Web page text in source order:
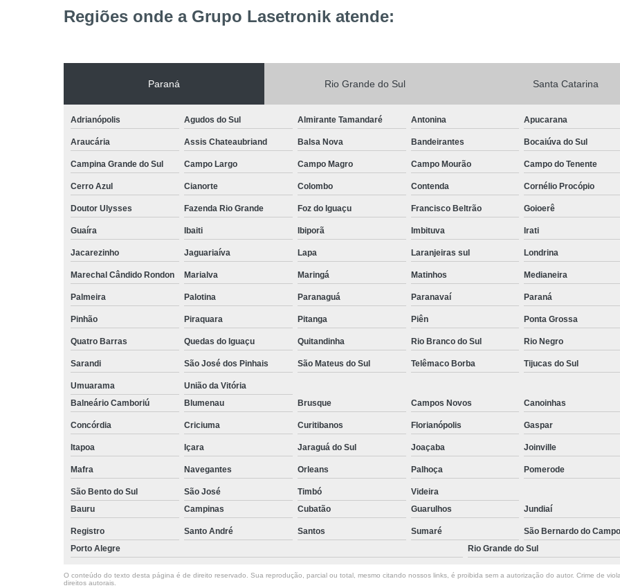
Regiões onde a Grupo Lasetronik atende:
Paraná Rio Grande do Sul Santa Catarina
Adrianópolis Agudos do Sul Almirante Tamandaré Antonina Apucarana
Araucária Assis Chateaubriand Balsa Nova Bandeirantes Bocaiúva do Sul
Campina Grande do Sul Campo Largo Campo Magro Campo Mourão Campo do Tenente
Cerro Azul Cianorte Colombo Contenda Cornélio Procópio
Doutor Ulysses Fazenda Rio Grande Foz do Iguaçu Francisco Beltrão Goioerê
Guaíra Ibaiti Ibiporã Imbituva Irati
Jacarezinho Jaguariaíva Lapa Laranjeiras sul Londrina
Marechal Cândido Rondon Marialva Maringá Matinhos Medianeira
Palmeira Palotina Paranaguá Paranavaí Paraná
Pinhão Piraquara Pitanga Piên Ponta Grossa
Quatro Barras Quedas do Iguaçu Quitandinha Rio Branco do Sul Rio Negro
Sarandi São José dos Pinhais São Mateus do Sul Telêmaco Borba Tijucas do Sul
Umuarama
União da Vitória
Balneário Camboriú
Blumenau Brusque Campos Novos Canoinhas
Concórdia Criciuma Curitibanos Florianópolis Gaspar
Itapoa Içara Jaraguá do Sul Joaçaba Joinville
Mafra Navegantes Orleans Palhoça Pomerode
São Bento do Sul São José Timbó
Videira
Bauru
Campinas Cubatão Guarulhos Jundiaí
Registro Santo André Santos Sumaré São Bernardo do Campo
Porto Alegre
Rio Grande do Sul
O conteúdo do texto desta página é de direito reservado. Sua reprodução, parcial ou total, mesmo citando nossos links, é proibida sem a autorização do autor. Crime de
direitos autorais